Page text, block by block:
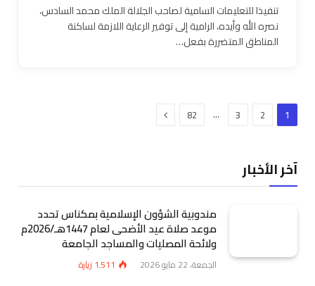
تنفيذا للتعليمات السامية لصاحب الجلالة الملك محمد السادس،
نصره الله وأيده، الرامية إلى توفير الرعاية اللازمة لساكنة
المناطق المتضررة بفعل…
1
2
3
…
82 التالي
آخر الأخبار
مندوبية الشؤون الإسلامية بمكناس تحدد
موعد صلاة عيد الأضحى لعام 1447هـ/2026م
ولائحة المصليات والمساجد الجامعة
الجمعة، 22 مايو 2026 1٬511 زيارة